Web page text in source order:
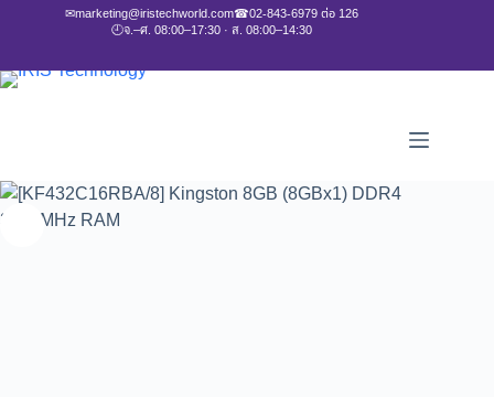
✉marketing@iristechworld.com☎02-843-6979 ต่อ 126
🕘จ.–ศ. 08:00–17:30 · ส. 08:00–14:30